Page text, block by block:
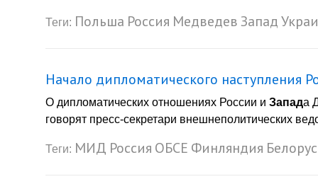
Теги: Польша Россия Медведев Запад
Начало дипломатического наступления
О дипломатических отношениях России и Запада
говорят пресс-секретари внешнеполитических
Теги: МИД Россия ОБСЕ Финляндия